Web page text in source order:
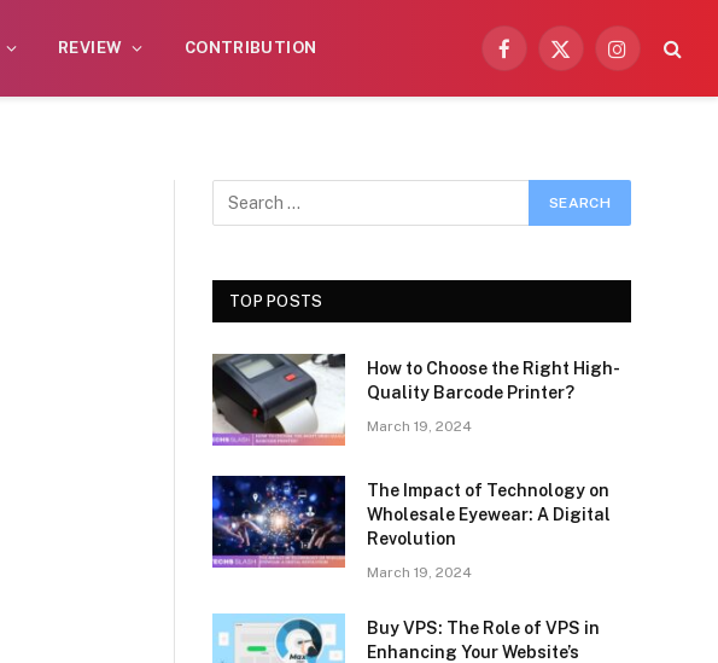
REVIEW CONTRIBUTION
Facebook
X
Instagram
TOP POSTS
How to Choose the Right High-
Quality Barcode Printer?
March 19, 2024
The Impact of Technology on
Wholesale Eyewear: A Digital
Revolution
March 19, 2024
Buy VPS: The Role of VPS in
Enhancing Your Website’s